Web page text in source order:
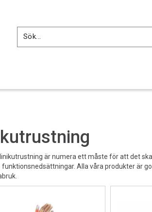
är numera ett måste för att det
funktionsnedsättningar. Alla våra produkter är